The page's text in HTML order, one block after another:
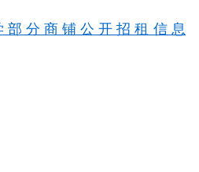
部分商铺公开招租信息